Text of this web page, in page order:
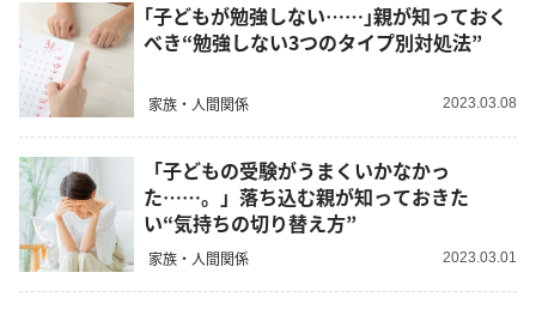
｢子どもが勉強しない……｣親が知っておく
べき“勉強しない3つのタイプ別対処法”
家族・人間関係 2023.03.08
「子どもの受験がうまくいかなかっ
た……。」落ち込む親が知っておきた
い“気持ちの切り替え方”
家族・人間関係 2023.03.01